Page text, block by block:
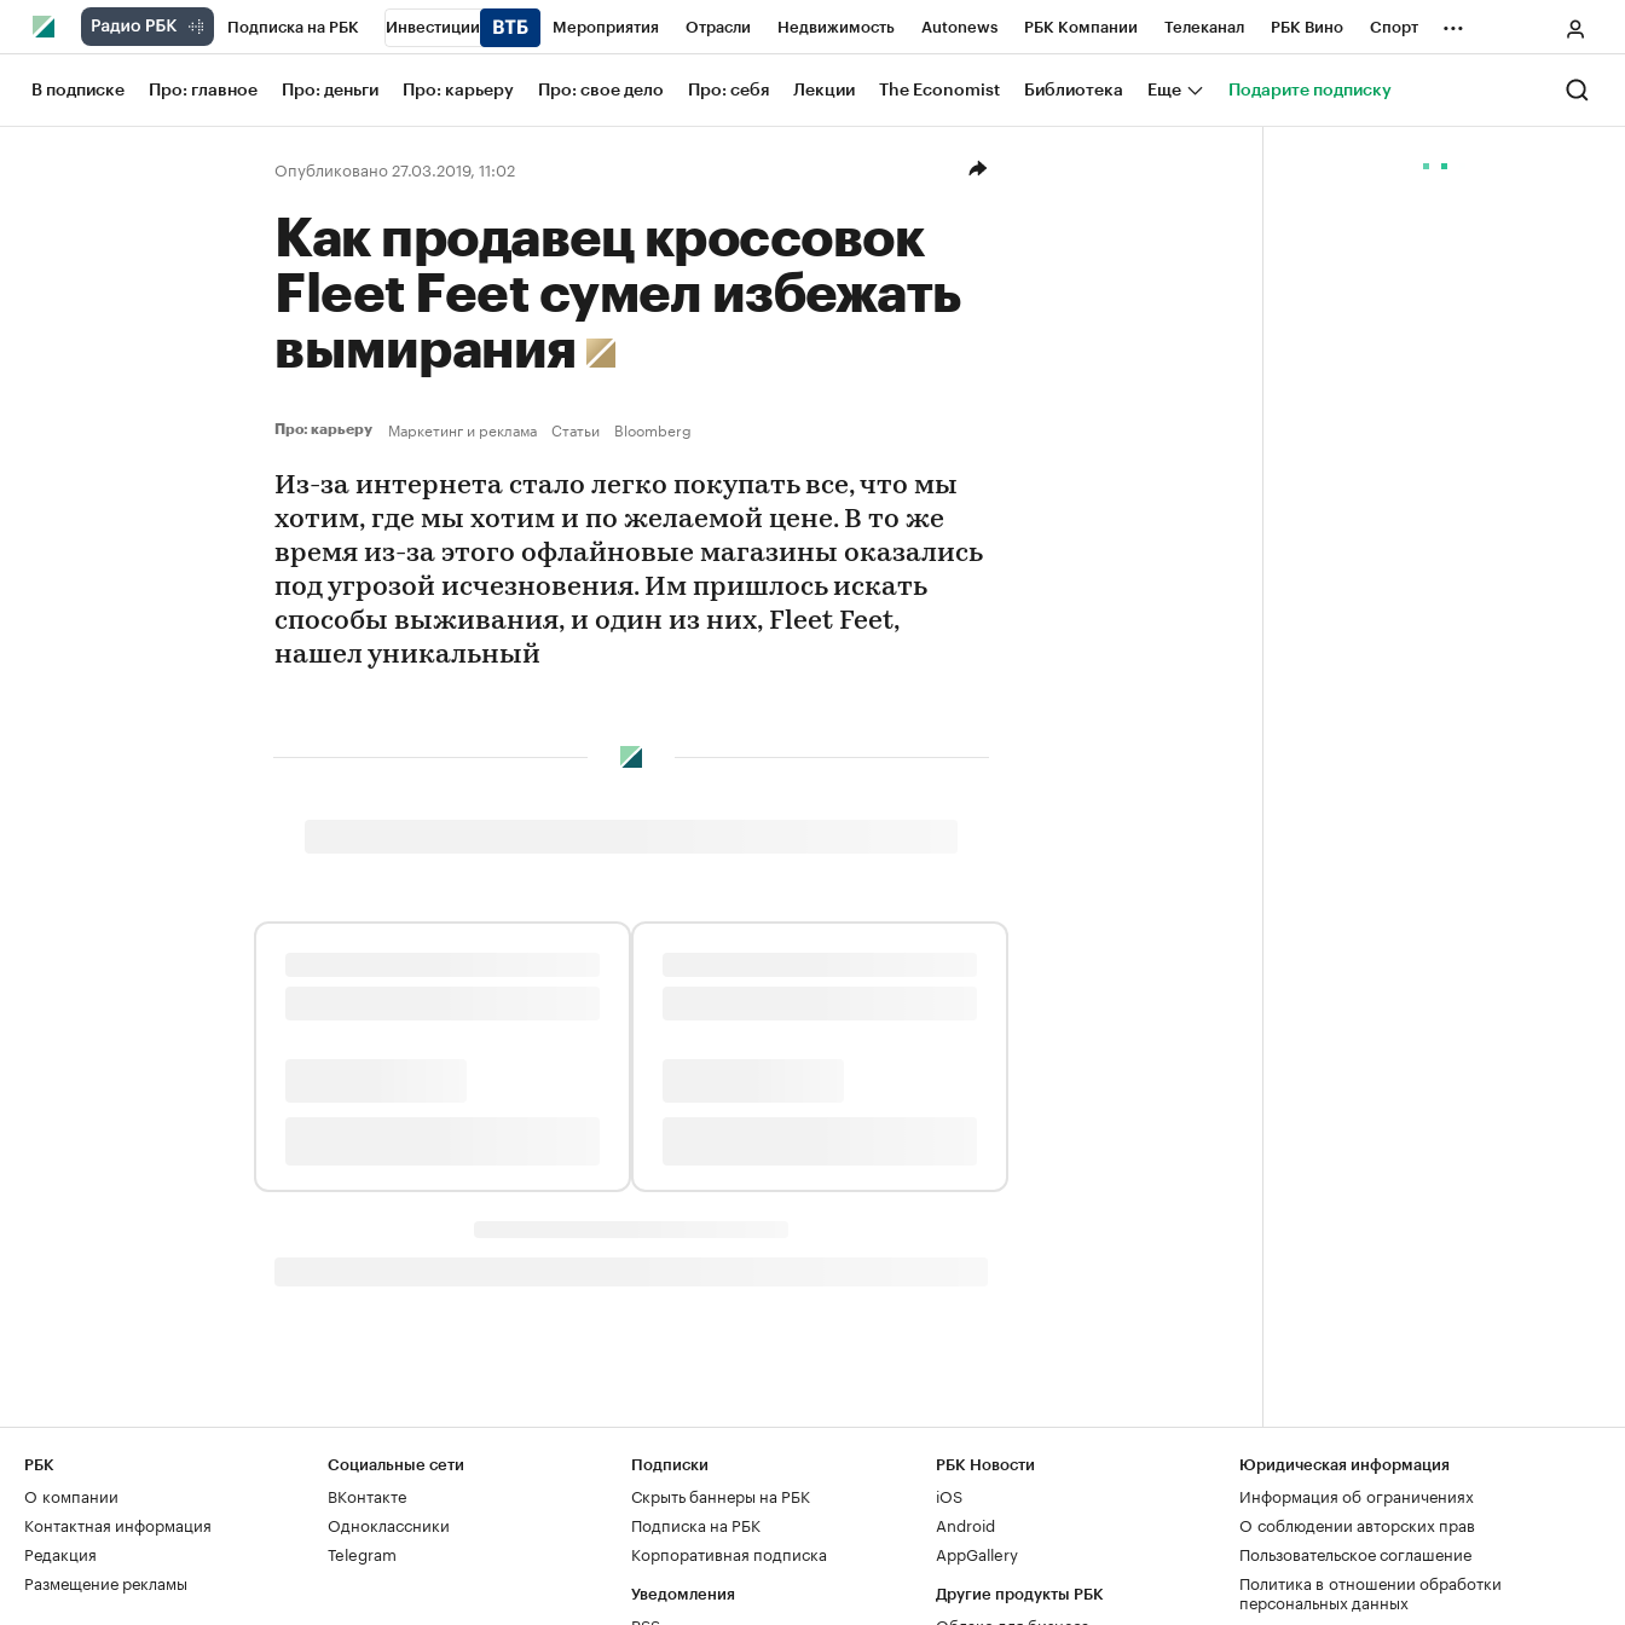
Подписка на РБК Инвестиции Мероприятия Отрасли Недвижимость Autonews РБК Компании Телеканал РБК Вино Спорт
Школа управления РБК РБК Образование РБК Life Тренды Визионеры Национальные проекты Город
Рынок наличной валюты
...
В подписке Про: главное Про: деньги Про: карьеру Про: свое дело Про: себя Лекции The Economist Библиотека Еще Подарите подписку
Опубликовано 27.03.2019, 11:02
Как продавец кроссовок
Fleet Feet сумел избежать
вымирания
Про: карьеру Маркетинг и реклама Статьи Bloomberg
Из-за интернета стало легко покупать все, что мы
хотим, где мы хотим и по желаемой цене. В то же
время из-за этого офлайновые магазины оказались
под угрозой исчезновения. Им пришлось искать
способы выживания, и один из них, Fleet Feet,
нашел уникальный
РБК
О компании
Контактная информация
Редакция
Размещение рекламы
Социальные сети
ВКонтакте
Одноклассники
Telegram
Подписки
Скрыть баннеры на РБК
Подписка на РБК
Корпоративная подписка
Уведомления
РБК Новости
iOS
Android
AppGallery
Другие продукты РБК
Юридическая информация
Информация об ограничениях
О соблюдении авторских прав
Пользовательское соглашение
Политика в отношении обработки
персональных данных